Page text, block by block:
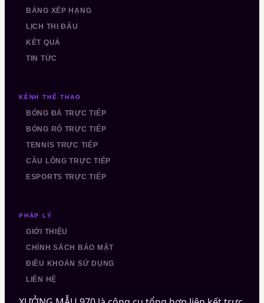
BẢNG XẾP HẠNG
LỊCH THI ĐẤU
KẾT QUẢ
TIN TỨC
KÊNH THỂ THAO
BÓNG ĐÁ TRỰC TIẾP
BÓNG RỔ TRỰC TIẾP
TENNIS TRỰC TIẾP
CẦU LÔNG TRỰC TIẾP
ESPORTS TRỰC TIẾP
PHÁP LÝ
GIỚI THIỆU
CHÍNH SÁCH BẢO MẬT
ĐIỀU KHOẢN SỬ DỤNG
LIÊN HỆ